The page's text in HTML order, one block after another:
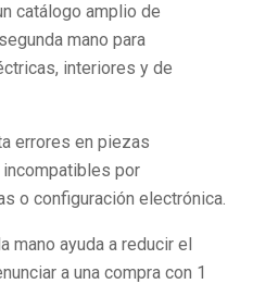
catálogo amplio de
mano para
interiores y de
errores en piezas
por
o configuración electrónica.
mano ayuda a reducir el
a una compra con 1